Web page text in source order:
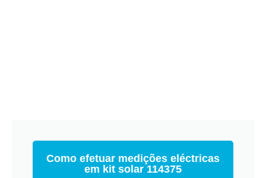
Como efetuar medições eléctricas
em kit solar 114375